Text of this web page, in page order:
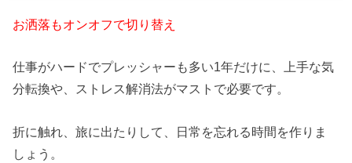
お洒落もオンオフで切り替え
仕事がハードでプレッシャーも多い1年だけに、上手な気
分転換や、ストレス解消法がマストで必要です。
折に触れ、旅に出たりして、日常を忘れる時間を作りま
しょう。